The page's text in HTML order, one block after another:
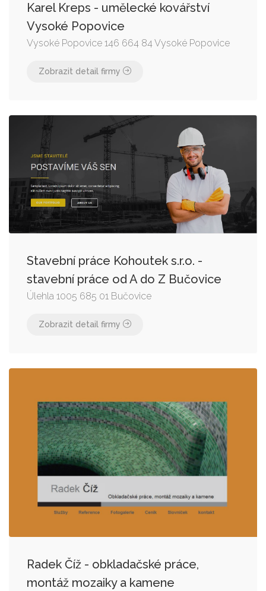
Karel Kreps - umělecké kovářství
Vysoké Popovice
Vysoké Popovice 146 664 84 Vysoké Popovice
Zobrazit detail firmy
Stavební práce Kohoutek s.r.o. -
stavební práce od A do Z Bučovice
Úlehla 1005 685 01 Bučovice
Zobrazit detail firmy
Radek Číž - obkladačské práce,
montáž mozaiky a kamene